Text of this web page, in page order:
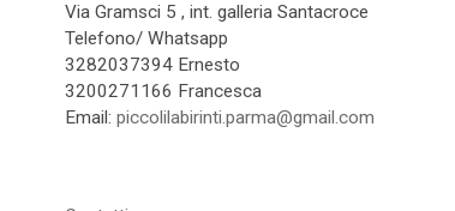
Via Gramsci 5 , int. galleria Santacroce
Telefono/ Whatsapp
3282037394 Ernesto
3200271166 Francesca
Email: piccolilabirinti.parma@gmail.com